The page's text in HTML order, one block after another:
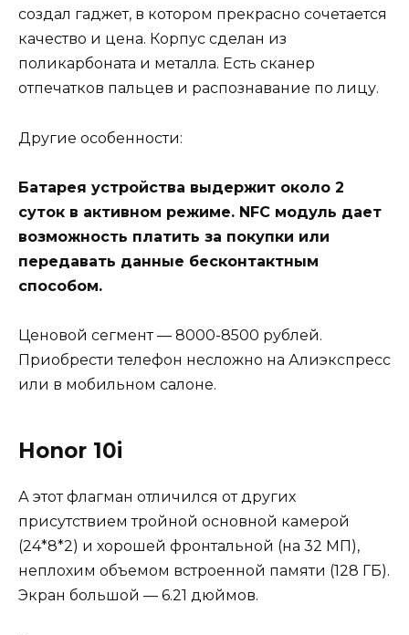
создал гаджет, в котором прекрасно сочетается
качество и цена. Корпус сделан из
поликарбоната и металла. Есть сканер
отпечатков пальцев и распознавание по лицу.
Другие особенности:
Батарея устройства выдержит около 2
суток в активном режиме. NFC модуль дает
возможность платить за покупки или
передавать данные бесконтактным
способом.
Ценовой сегмент — 8000-8500 рублей.
Приобрести телефон несложно на Алиэкспресс
или в мобильном салоне.
Honor 10i
А этот флагман отличился от других
присутствием тройной основной камерой
(24*8*2) и хорошей фронтальной (на 32 МП),
неплохим объемом встроенной памяти (128 ГБ).
Экран большой — 6.21 дюймов.